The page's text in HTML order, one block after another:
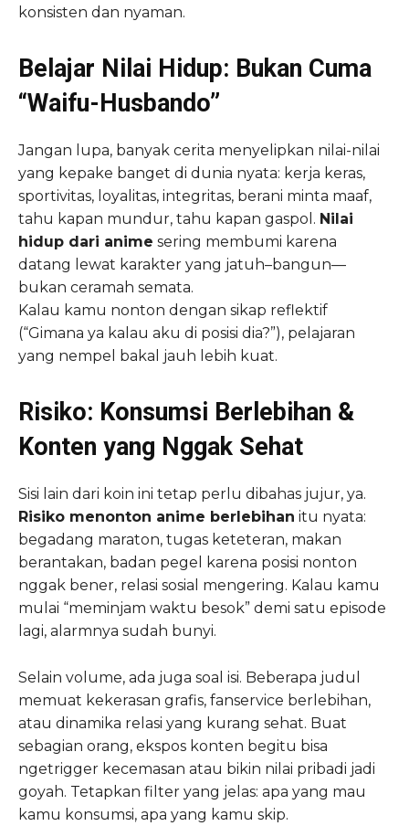
konsisten dan nyaman.
Belajar Nilai Hidup: Bukan Cuma
“Waifu-Husbando”
Jangan lupa, banyak cerita menyelipkan nilai-nilai
yang kepake banget di dunia nyata: kerja keras,
sportivitas, loyalitas, integritas, berani minta maaf,
tahu kapan mundur, tahu kapan gaspol. Nilai
hidup dari anime sering membumi karena
datang lewat karakter yang jatuh–bangun—
bukan ceramah semata.
Kalau kamu nonton dengan sikap reflektif
(“Gimana ya kalau aku di posisi dia?”), pelajaran
yang nempel bakal jauh lebih kuat.
Risiko: Konsumsi Berlebihan &
Konten yang Nggak Sehat
Sisi lain dari koin ini tetap perlu dibahas jujur, ya.
Risiko menonton anime berlebihan itu nyata:
begadang maraton, tugas keteteran, makan
berantakan, badan pegel karena posisi nonton
nggak bener, relasi sosial mengering. Kalau kamu
mulai “meminjam waktu besok” demi satu episode
lagi, alarmnya sudah bunyi.
Selain volume, ada juga soal isi. Beberapa judul
memuat kekerasan grafis, fanservice berlebihan,
atau dinamika relasi yang kurang sehat. Buat
sebagian orang, ekspos konten begitu bisa
ngetrigger kecemasan atau bikin nilai pribadi jadi
goyah. Tetapkan filter yang jelas: apa yang mau
kamu konsumsi, apa yang kamu skip.